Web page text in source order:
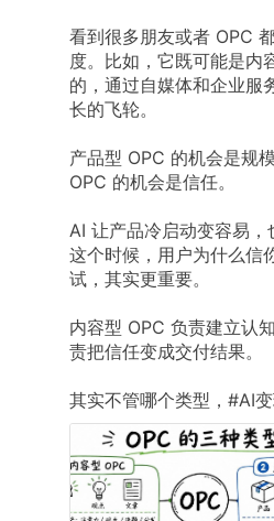
看到很多朋友或者 OPC
度。比如，它既可能是内
的，通过自媒体和企业服
长的飞轮。
产品型 OPC 的机会是规
OPC 的机会是信任。
AI 让产品冷启动变容易，
这个时候，用户为什么信
试，其实更重要。
内容型 OPC 负责建立认
责把信任变成交付结果。
其实不管哪个类型，#AI